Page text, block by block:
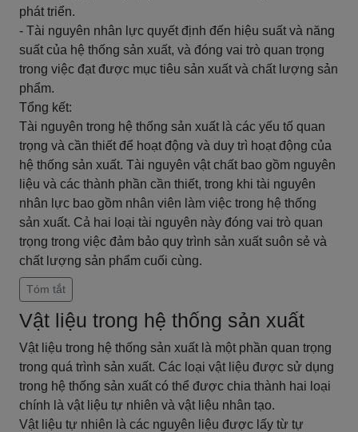
phát triển.
- Tài nguyên nhân lực quyết định đến hiệu suất và năng
suất của hệ thống sản xuất, và đóng vai trò quan trọng
trong việc đạt được mục tiêu sản xuất và chất lượng sản
phẩm.
Tổng kết:
Tài nguyên trong hệ thống sản xuất là các yếu tố quan
trọng và cần thiết để hoạt động và duy trì hoạt động của
hệ thống sản xuất. Tài nguyên vật chất bao gồm nguyên
liệu và các thành phần cần thiết, trong khi tài nguyên
nhân lực bao gồm nhân viên làm việc trong hệ thống
sản xuất. Cả hai loại tài nguyên này đóng vai trò quan
trọng trong việc đảm bảo quy trình sản xuất suôn sẻ và
chất lượng sản phẩm cuối cùng.
Tóm tắt
Vật liệu trong hệ thống sản xuất
Vật liệu trong hệ thống sản xuất là một phần quan trọng
trong quá trình sản xuất. Các loại vật liệu được sử dụng
trong hệ thống sản xuất có thể được chia thành hai loại
chính là vật liệu tự nhiên và vật liệu nhân tạo.
Vật liệu tự nhiên là các nguyên liệu được lấy từ tự